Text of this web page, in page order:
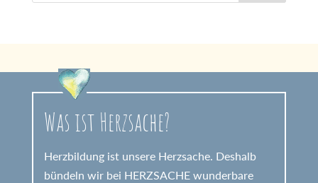
Was ist Herzsache?
Herzbildung ist unsere Herzsache. Deshalb
bündeln wir bei HERZSACHE wunderbare